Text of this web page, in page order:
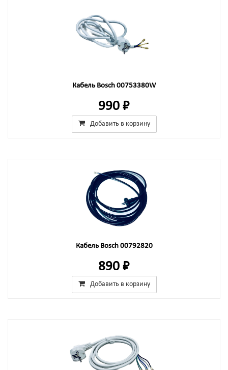
Кабель Bosch 00753380W
990 ₽
Добавить в корзину
Кабель Bosch 00792820
890 ₽
Добавить в корзину